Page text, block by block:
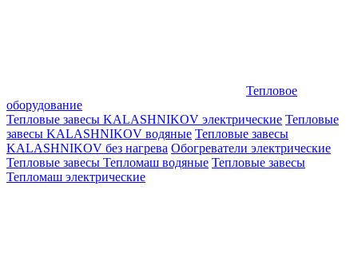
Тепловое
оборудование
Тепловые завесы KALASHNIKOV электрические Тепловые
завесы KALASHNIKOV водяные Тепловые завесы
KALASHNIKOV без нагрева Обогреватели электрические
Тепловые завесы Тепломаш водяные Тепловые завесы
Тепломаш электрические